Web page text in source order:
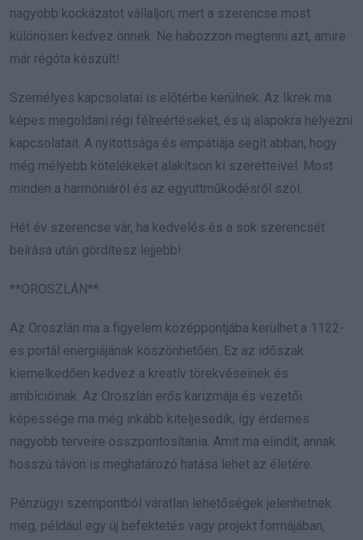
nagyobb kockázatot vállaljon, mert a szerencse most
különösen kedvez önnek. Ne habozzon megtenni azt, amire
már régóta készült!
Személyes kapcsolatai is előtérbe kerülnek. Az Ikrek ma
képes megoldani régi félreértéseket, és új alapokra helyezni
kapcsolatait. A nyitottsága és empátiája segít abban, hogy
még mélyebb kötelékeket alakítson ki szeretteivel. Most
minden a harmóniáról és az együttműködésről szól.
Hét év szerencse vár, ha kedvelés és a sok szerencsét
beírása után gördítesz lejjebb!
**OROSZLÁN**
Az Oroszlán ma a figyelem középpontjába kerülhet a 1122-
es portál energiájának köszönhetően. Ez az időszak
kiemelkedően kedvez a kreatív törekvéseinek és
ambícióinak. Az Oroszlán erős karizmája és vezetői
képessége ma még inkább kiteljesedik, így érdemes
nagyobb terveire összpontosítania. Amit ma elindít, annak
hosszú távon is meghatározó hatása lehet az életére.
Pénzügyi szempontból váratlan lehetőségek jelenhetnek
meg, például egy új befektetés vagy projekt formájában,